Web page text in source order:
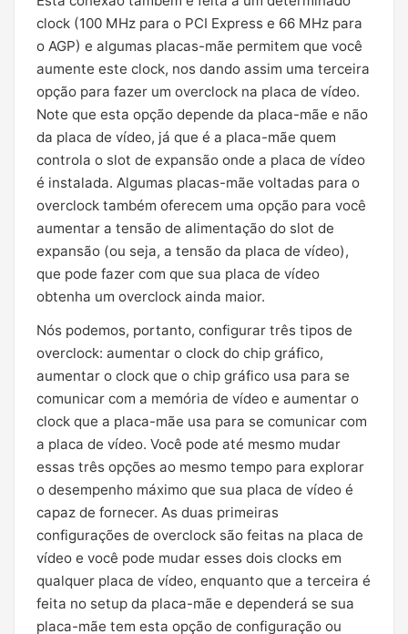
clock (100 MHz para o PCI Express e 66 MHz para
o AGP) e algumas placas-mãe permitem que você
aumente este clock, nos dando assim uma terceira
opção para fazer um overclock na placa de vídeo.
Note que esta opção depende da placa-mãe e não
da placa de vídeo, já que é a placa-mãe quem
controla o slot de expansão onde a placa de vídeo
é instalada. Algumas placas-mãe voltadas para o
overclock também oferecem uma opção para você
aumentar a tensão de alimentação do slot de
expansão (ou seja, a tensão da placa de vídeo),
que pode fazer com que sua placa de vídeo
obtenha um overclock ainda maior.
Nós podemos, portanto, configurar três tipos de
overclock: aumentar o clock do chip gráfico,
aumentar o clock que o chip gráfico usa para se
comunicar com a memória de vídeo e aumentar o
clock que a placa-mãe usa para se comunicar com
a placa de vídeo. Você pode até mesmo mudar
essas três opções ao mesmo tempo para explorar
o desempenho máximo que sua placa de vídeo é
capaz de fornecer. As duas primeiras
configurações de overclock são feitas na placa de
vídeo e você pode mudar esses dois clocks em
qualquer placa de vídeo, enquanto que a terceira é
feita no setup da placa-mãe e dependerá se sua
placa-mãe tem esta opção de configuração ou